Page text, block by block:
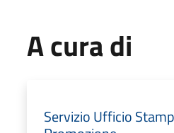
A cura di
Servizio Ufficio